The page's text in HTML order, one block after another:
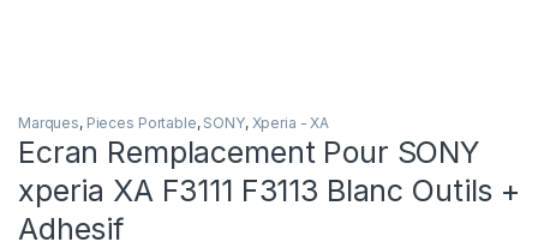
Marques, Pieces Portable, SONY, Xperia - XA
Ecran Remplacement Pour SONY
xperia XA F3111 F3113 Blanc Outils +
Adhesif